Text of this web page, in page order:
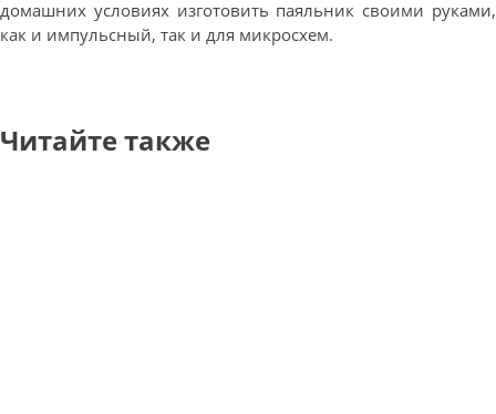
домашних условиях изготовить паяльник своими руками,
как и импульсный, так и для микросхем.
Читайте также